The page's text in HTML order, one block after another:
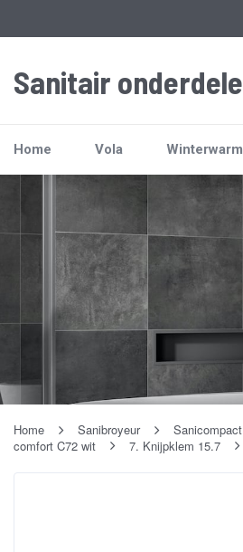
Sanitair
Home Vola Winterwarm
Home Sanibroyeur Sanicompact
comfort C72 wit
7. Knijpklem 15.7